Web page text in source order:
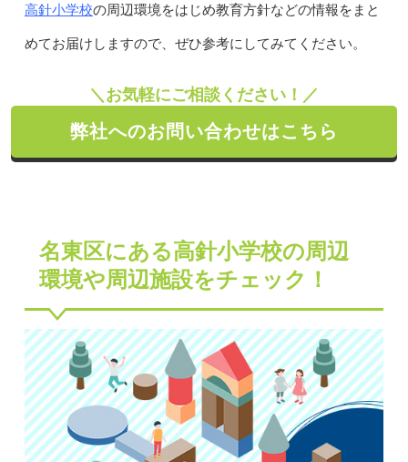
高針小学校の周辺環境をはじめ教育方針などの情報をまと
めてお届けしますので、ぜひ参考にしてみてください。
＼お気軽にご相談ください！／
弊社へのお問い合わせはこちら
名東区にある高針小学校の周辺
環境や周辺施設をチェック！